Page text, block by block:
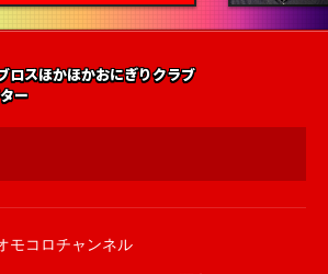
ロスほかほかおにぎりクラブ
ー
モコロチャンネル